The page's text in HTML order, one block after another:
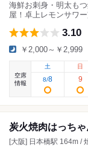
海鮮お刺身・明太も
屋！卓上レモンサワ
3.10
￥2,000～￥2,999
空席
情報
土
8/8
日
9
炭火焼肉はっち
[大阪] 日本橋駅 164m /